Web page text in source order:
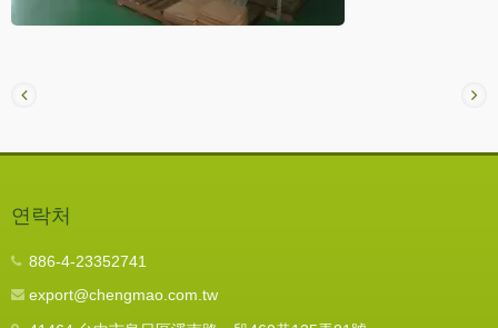
연락처
886-4-23352741
export@chengmao.com.tw